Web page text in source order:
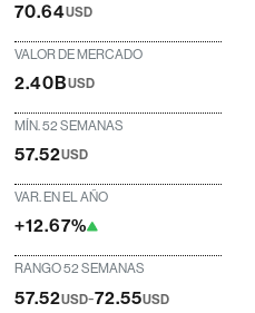
70.64USD
VALOR DE MERCADO
2.40BUSD
MÍN. 52 SEMANAS
57.52USD
VAR. EN EL AÑO
+12.67%
RANGO 52 SEMANAS
57.52USD-72.55USD